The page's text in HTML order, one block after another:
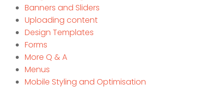
Banners and Sliders
Uploading content
Design Templates
Forms
More Q & A
Menus
Mobile Styling and Optimisation